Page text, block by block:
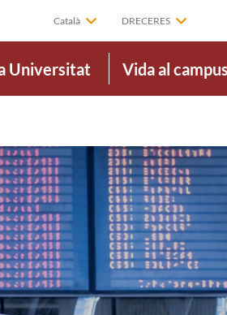
Català DRECERES
Universitat Vida al campus